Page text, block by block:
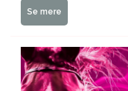
Se mere